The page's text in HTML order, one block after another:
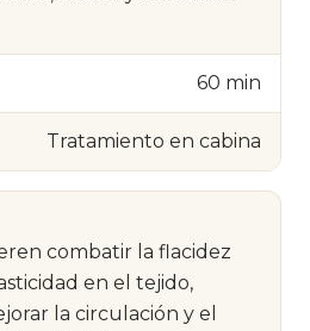
60 min
Tratamiento en cabina
combatir la flacidez
en el tejido,
la circulación y el